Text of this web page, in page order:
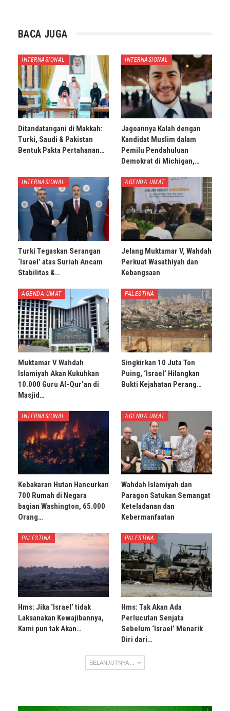
BACA JUGA
INTERNASIONAL
Ditandatangani di Makkah:
Turki, Saudi & Pakistan
Bentuk Pakta Pertahanan…
INTERNASIONAL
Jagoannya Kalah dengan
Kandidat Muslim dalam
Pemilu Pendahuluan
Demokrat di Michigan,…
INTERNASIONAL
Turki Tegaskan Serangan
‘Israel’ atas Suriah Ancam
Stabilitas &…
AGENDA UMAT
Jelang Muktamar V, Wahdah
Perkuat Wasathiyah dan
Kebangsaan
AGENDA UMAT
Muktamar V Wahdah
Islamiyah Akan Kukuhkan
10.000 Guru Al-Qur’an di
Masjid…
PALESTINA
Singkirkan 10 Juta Ton
Puing, ‘Israel’ Hilangkan
Bukti Kejahatan Perang…
INTERNASIONAL
Kebakaran Hutan Hancurkan
700 Rumah di Negara
bagian Washington, 65.000
Orang…
AGENDA UMAT
Wahdah Islamiyah dan
Paragon Satukan Semangat
Keteladanan dan
Kebermanfaatan
PALESTINA
Hms: Jika ‘Israel’ tidak
Laksanakan Kewajibannya,
Kami pun tak Akan…
PALESTINA
Hms: Tak Akan Ada
Perlucutan Senjata
Sebelum ‘Israel’ Menarik
Diri dari…
SELANJUTNYA ...